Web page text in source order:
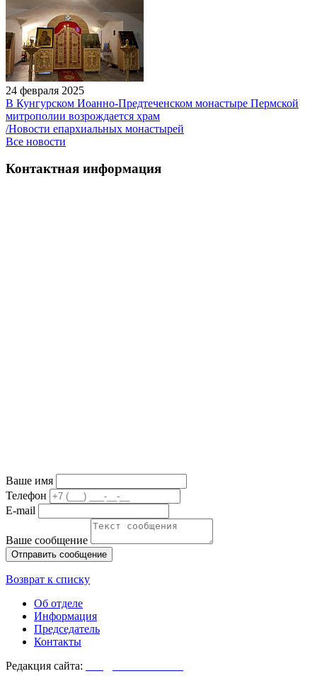
24 февраля 2025
В Кунгурском Иоанно-Предтеченском монастыре Пермской
митрополии возрождается храм
/Новости епархиальных монастырей
Все новости
Контактная информация
Ваше имя
Телефон
E-mail
Ваше сообщение
Возврат к списку
Об отделе
Информация
Председатель
Контакты
Редакция сайта: